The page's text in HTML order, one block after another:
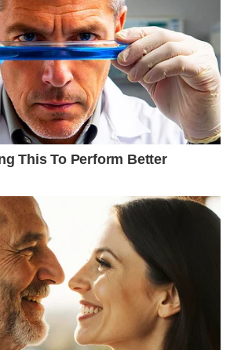
This To Perform Better